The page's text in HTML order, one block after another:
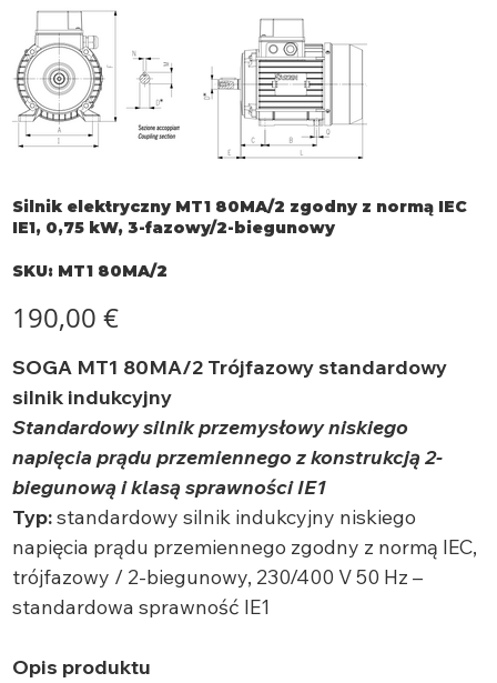
Silnik elektryczny MT1 80MA/2 zgodny z normą IEC
IE1, 0,75 kW, 3-fazowy/2-biegunowy
SKU: SKU
MT1
MT1 80MA/2
190,00 €
SOGA MT1 80MA/2 Trójfazowy standardowy
silnik indukcyjny
Standardowy silnik przemysłowy niskiego
napięcia prądu przemiennego z konstrukcją 2-
biegunową i klasą sprawności IE1
Typ:standardowy silnik indukcyjny niskiego
napięcia prądu przemiennego zgodny z normą IEC,
trójfazowy / 2-biegunowy, 230/400 V 50 Hz –
standardowa sprawność IE1
Opis produktu